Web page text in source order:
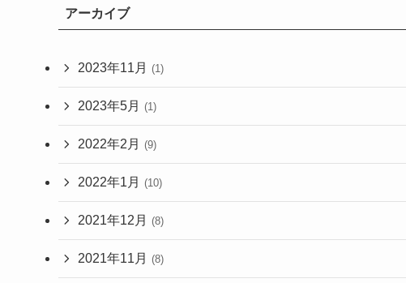
アーカイブ
2023年11月 (1)
2023年5月 (1)
2022年2月 (9)
2022年1月 (10)
2021年12月 (8)
2021年11月 (8)